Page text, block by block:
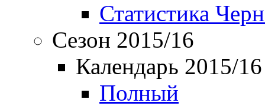
Статистика
Сезон 2015/16
Календарь 2015/16
Полный